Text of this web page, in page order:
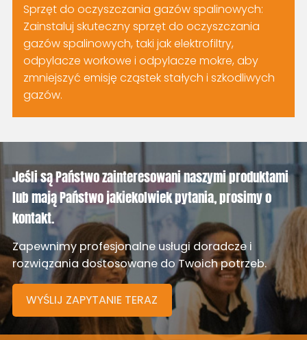
Sprzęt do oczyszczania gazów spalinowych:
Zainstaluj skuteczny sprzęt do oczyszczania
gazów spalinowych, taki jak elektrofiltry,
odpylacze workowe i odpylacze mokre, aby
zmniejszyć emisję cząstek stałych i szkodliwych
gazów.
Jeśli są Państwo zainteresowani naszymi produktami
lub mają Państwo jakiekolwiek pytania, prosimy o
kontakt.
Zapewnimy profesjonalne usługi doradcze i
rozwiązania dostosowane do Twoich potrzeb.
WYŚLIJ ZAPYTANIE TERAZ